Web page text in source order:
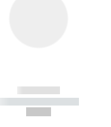
------------
----------- -----------